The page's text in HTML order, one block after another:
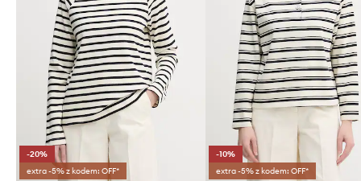
-20%
extra -5% z kodem: OFF*
-10%
extra -5% z kodem: OFF*